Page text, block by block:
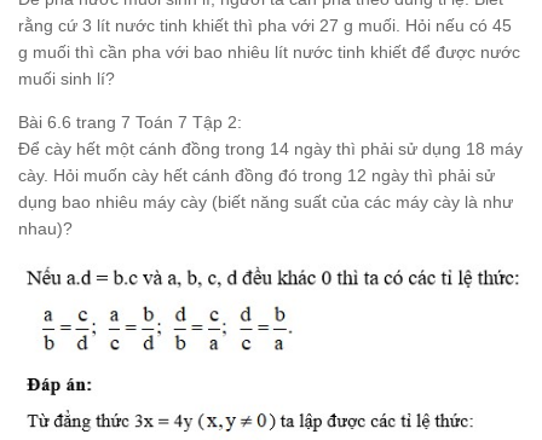
rằng cứ 3 lít nước tinh khiết thì pha với 27 g muối. Hỏi nếu có 45
g muối thì cần pha với bao nhiêu lít nước tinh khiết để được nước
muối sinh lí?
Bài 6.6 trang 7 Toán 7 Tập 2:
Để cày hết một cánh đồng trong 14 ngày thì phải sử dụng 18 máy
cày. Hỏi muốn cày hết cánh đồng đó trong 12 ngày thì phải sử
dụng bao nhiêu máy cày (biết năng suất của các máy cày là như
nhau)?